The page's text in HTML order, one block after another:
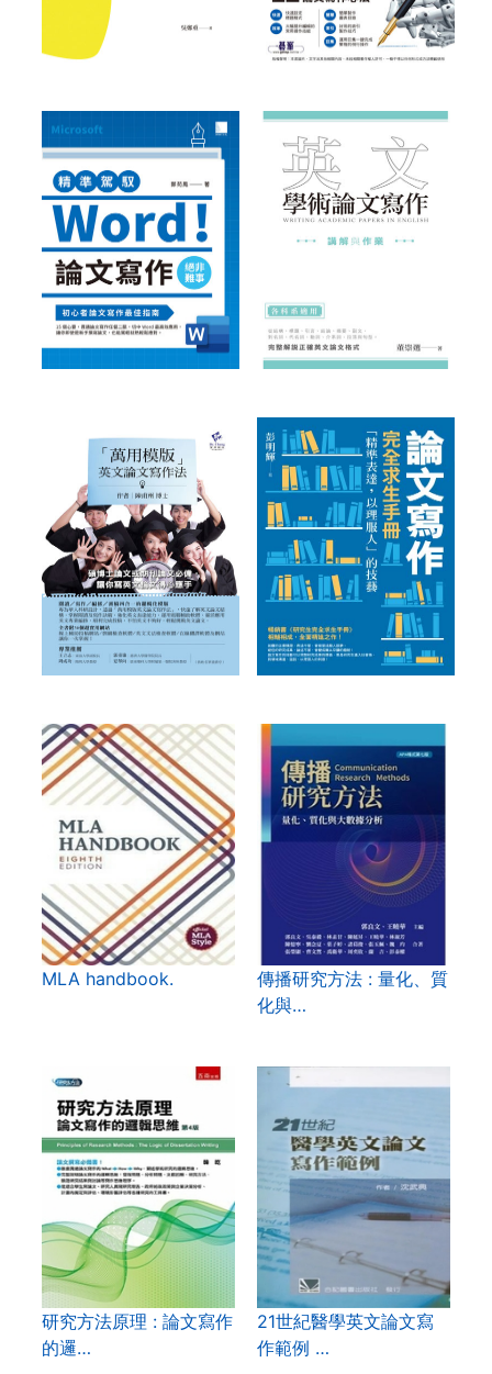
MLA handbook.
傳播研究方法 : 量化、質
化與…
研究方法原理 : 論文寫作
的邏…
21世紀醫學英文論文寫
作範例 …